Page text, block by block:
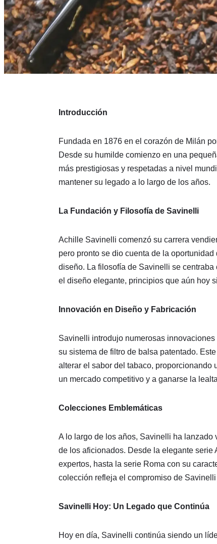
Introducción
Fundada en 1876 en el corazón de Milán
Desde su humilde comienzo en una
más prestigiosas y respetadas a nivel
mantener su legado a lo largo de los años.
La Fundación y Filosofía de Savinelli
Achille Savinelli comenzó su carrera
pero pronto se dio cuenta de la
diseño. La filosofía de Savinelli se
el diseño elegante, principios que aún hoy
Innovación en Diseño y Fabricación
Savinelli introdujo numerosas
su sistema de filtro de balsa patentado.
alterar el sabor del tabaco,
un mercado competitivo y a ganarse la
Colecciones Emblemáticas
A lo largo de los años, Savinelli ha
de los aficionados. Desde la elegante serie
expertos, hasta la serie Roma con su
colección refleja el compromiso de
Savinelli Hoy: Un Legado que Continúa
Hoy en día, Savinelli continúa siendo un